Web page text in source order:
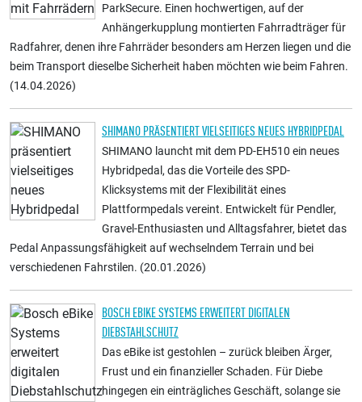
ParkSecure. Einen hochwertigen, auf der
Anhängerkupplung montierten Fahrradträger für
Radfahrer, denen ihre Fahrräder besonders am Herzen liegen und die
beim Transport dieselbe Sicherheit haben möchten wie beim Fahren.
(14.04.2026)
SHIMANO PRÄSENTIERT VIELSEITIGES NEUES HYBRIDPEDAL
SHIMANO launcht mit dem PD-EH510 ein neues
Hybridpedal, das die Vorteile des SPD-
Klicksystems mit der Flexibilität eines
Plattformpedals vereint. Entwickelt für Pendler,
Gravel-Enthusiasten und Alltagsfahrer, bietet das
Pedal Anpassungsfähigkeit auf wechselndem Terrain und bei
verschiedenen Fahrstilen. (20.01.2026)
BOSCH EBIKE SYSTEMS ERWEITERT DIGITALEN
DIEBSTAHLSCHUTZ
Das eBike ist gestohlen – zurück bleiben Ärger,
Frust und ein finanzieller Schaden. Für Diebe
hingegen ein einträgliches Geschäft, solange sie